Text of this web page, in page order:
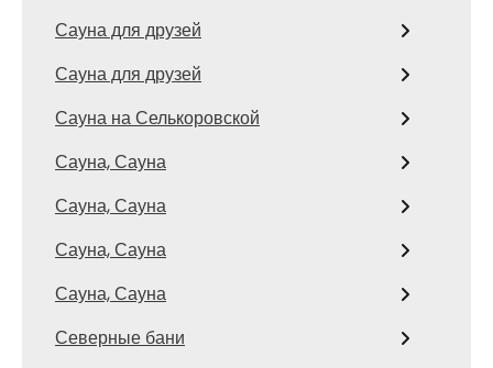
Сауна для друзей
Сауна для друзей
Сауна на Селькоровской
Сауна, Сауна
Сауна, Сауна
Сауна, Сауна
Сауна, Сауна
Северные бани